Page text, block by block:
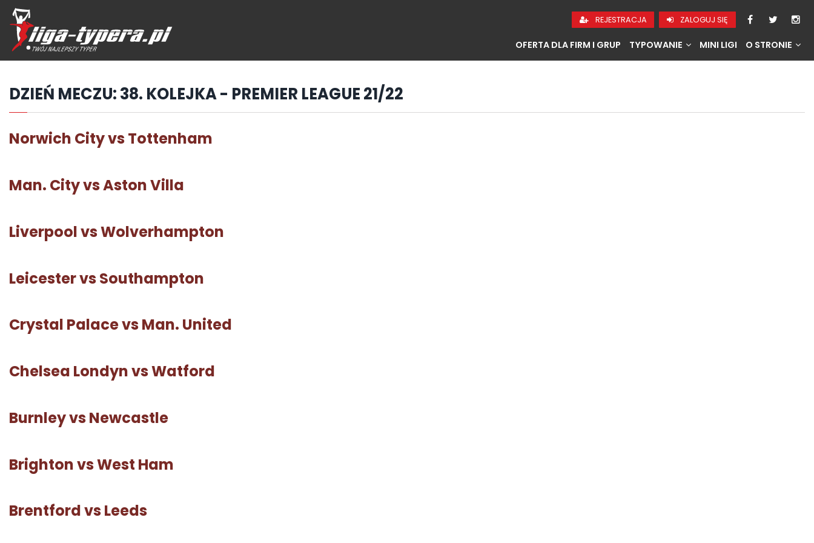
Przejdź
hdo
treści
REJESTRACJA ZALOGUJ SIĘ
OFERTA DLA FIRM I GRUP TYPOWANIE MINI LIGI O STRONIE
DZIEŃ MECZU:38. KOLEJKA - PREMIER LEAGUE 21/22
Norwich City vs Tottenham
Man. City vs Aston Villa
Liverpool vs Wolverhampton
Leicester vs Southampton
Crystal Palace vs Man. United
Chelsea Londyn vs Watford
Burnley vs Newcastle
Brighton vs West Ham
Brentford vs Leeds